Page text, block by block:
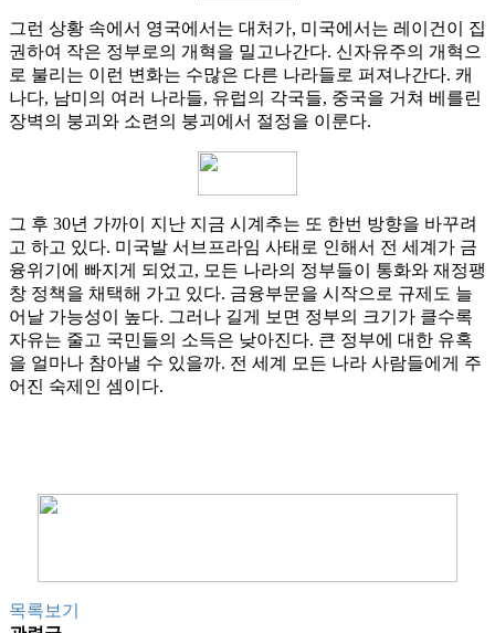
그런 상황 속에서 영국에서는 대처가, 미국에서는 레이건이 집
권하여 작은 정부로의 개혁을 밀고나간다. 신자유주의 개혁으
로 불리는 이런 변화는 수많은 다른 나라들로 퍼져나간다. 캐
나다, 남미의 여러 나라들, 유럽의 각국들, 중국을 거쳐 베를린
장벽의 붕괴와 소련의 붕괴에서 절정을 이룬다.
그 후 30년 가까이 지난 지금 시계추는 또 한번 방향을 바꾸려
고 하고 있다. 미국발 서브프라임 사태로 인해서 전 세계가 금
융위기에 빠지게 되었고, 모든 나라의 정부들이 통화와 재정팽
창 정책을 채택해 가고 있다. 금융부문을 시작으로 규제도 늘
어날 가능성이 높다. 그러나 길게 보면 정부의 크기가 클수록
자유는 줄고 국민들의 소득은 낮아진다. 큰 정부에 대한 유혹
을 얼마나 참아낼 수 있을까. 전 세계 모든 나라 사람들에게 주
어진 숙제인 셈이다.
목록보기